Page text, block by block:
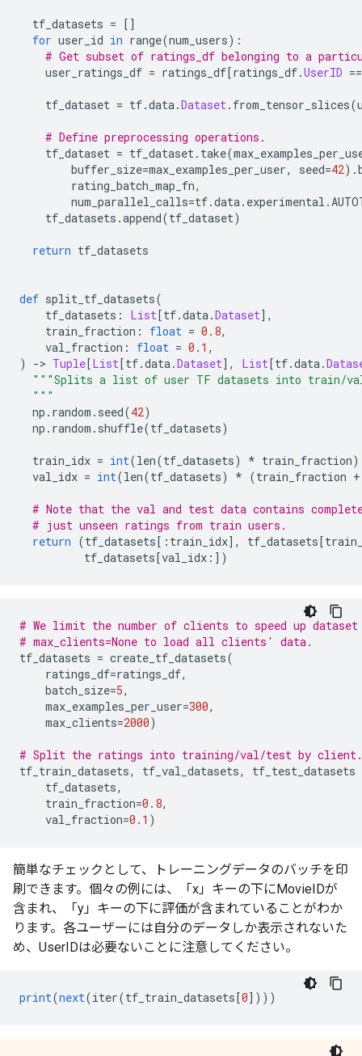
tf_datasets = []
for user_id in range(num_users):
# Get subset of ratings_df belonging to a
user_ratings_df = ratings_df[ratings_df.UserID ==
tf_dataset = tf.data .Dataset . from_tensor_slices(
# Define preprocessing operations.
tf_dataset = tf_dataset . take(
buffer_size=max_examples_per_user, seed=42).
rating_batch_map_fn,
num_parallel_calls=tf.data . experimental .
tf_datasets .append(tf_dataset)
return tf_datasets
def split_tf_datasets(
tf_datasets : List[tf.data .Dataset],
train_fraction : float = 0.8,
val_fraction : float = 0.1 ,
)
-> Tuple[List[tf.data .Dataset], List[tf.data .
"""Splits a list of user TF datasets into train/
"""
np . random . seed(42)
np . random . shuffle(tf_datasets)
train_idx = int(len(tf_datasets) * train_fraction)
val_idx = int(len(tf_datasets) * (train_fraction +
# Note that the val and test data contains
# just unseen ratings from train users.
return (tf_datasets[: train_idx], tf_datasets[
tf_datasets[val_idx :])
# We limit the number of clients to speed up
# max_clients=None to load all clients' data.
tf_datasets = create_tf_datasets(
ratings_df=ratings_df,
batch_size=5,
max_examples_per_user=300,
max_clients=2000)
# Split the ratings into training/val/test by client.
tf_train_datasets, tf_val_datasets,
tf_test_datasets
tf_datasets,
train_fraction=0.8,
val_fraction=0.1 )
簡単なチェックとして、トレーニングデータのバッチを印
刷できます。個々の例には、「x」キーの下にMovieIDが
含まれ、「y」キーの下に評価が含まれていることがわか
ります。各ユーザーには自分のデータしか表示されないた
め、UserIDは必要ないことに注意してください。
print(next(iter(tf_train_datasets[0])))